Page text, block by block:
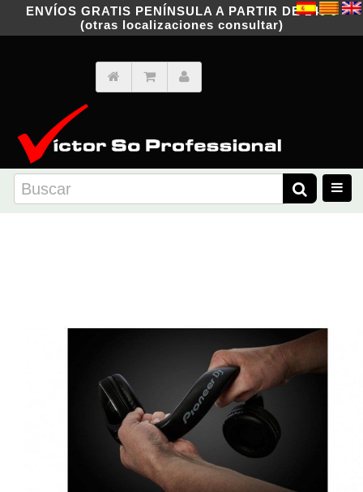
ENVÍOS GRATIS PENÍNSULA A PARTIR DE 149 €
(otras localizaciones consultar)